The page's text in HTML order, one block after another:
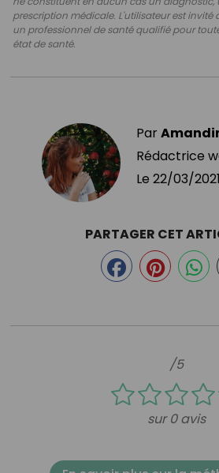
prescription médicale. L'utilisateur est
un professionnel de santé qualifié pour
état de santé.
Par
Rédactrice
Le 22/03/2021
/5
sur 0 avis
PARTAGER CET